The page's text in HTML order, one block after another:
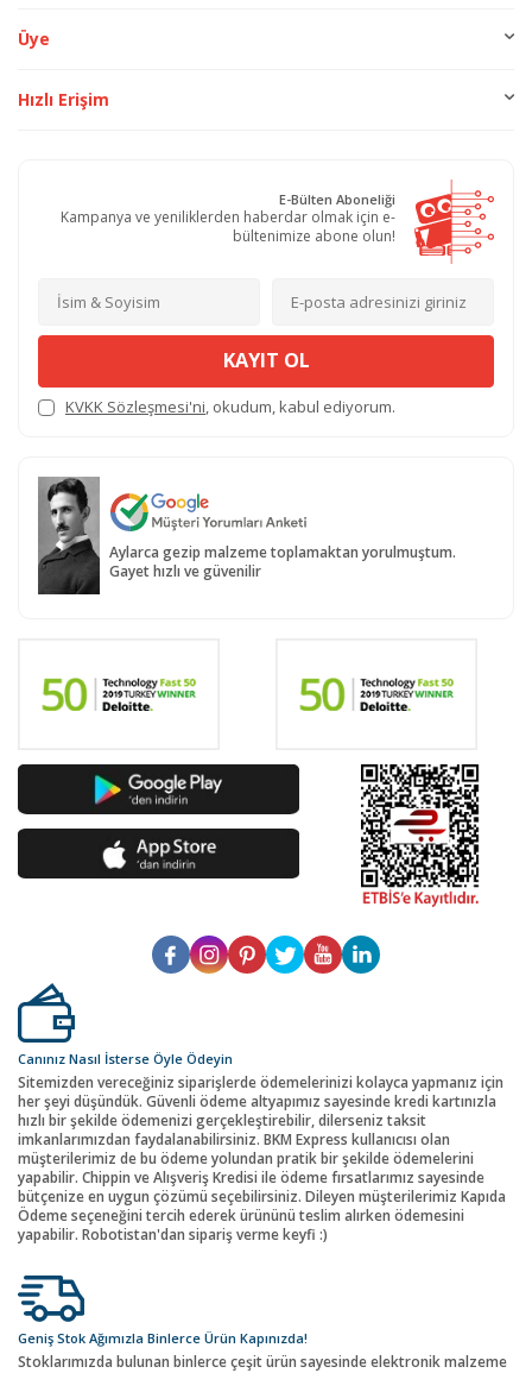
Üye
Hızlı Erişim
E-Bülten Aboneliği
Kampanya ve yeniliklerden haberdar olmak için e-
bültenimize abone olun!
KAYIT OL
KVKK Sözleşmesi'ni , okudum, kabul ediyorum.
Aylarca gezip malzeme toplamaktan yorulmuştum.
Gayet hızlı ve güvenilir
Canınız Nasıl İsterse Öyle Ödeyin
Sitemizden vereceğiniz siparişlerde ödemelerinizi kolayca yapmanız için
her şeyi düşündük. Güvenli ödeme altyapımız sayesinde kredi kartınızla
hızlı bir şekilde ödemenizi gerçekleştirebilir, dilerseniz taksit
imkanlarımızdan faydalanabilirsiniz. BKM Express kullanıcısı olan
müşterilerimiz de bu ödeme yolundan pratik bir şekilde ödemelerini
yapabilir. Chippin ve Alışveriş Kredisi ile ödeme fırsatlarımız sayesinde
bütçenize en uygun çözümü seçebilirsiniz. Dileyen müşterilerimiz Kapıda
Ödeme seçeneğini tercih ederek ürününü teslim alırken ödemesini
yapabilir. Robotistan'dan sipariş verme keyfi :)
Geniş Stok Ağımızla Binlerce Ürün Kapınızda!
Stoklarımızda bulunan binlerce çeşit ürün sayesinde elektronik malzeme